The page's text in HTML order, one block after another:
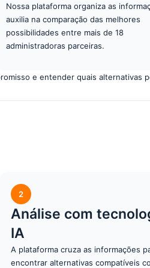
Nossa plataforma organiza as
auxilia na comparação das melhores
possibilidades entre mais de 18
administradoras parceiras.
e entender quais alternativas
2
Análise com
IA
A plataforma cruza as informações
encontrar alternativas compatíveis